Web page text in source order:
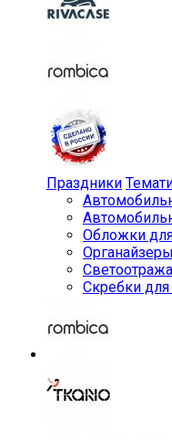
Праздники
Обложки
Органайзеры
Скребки